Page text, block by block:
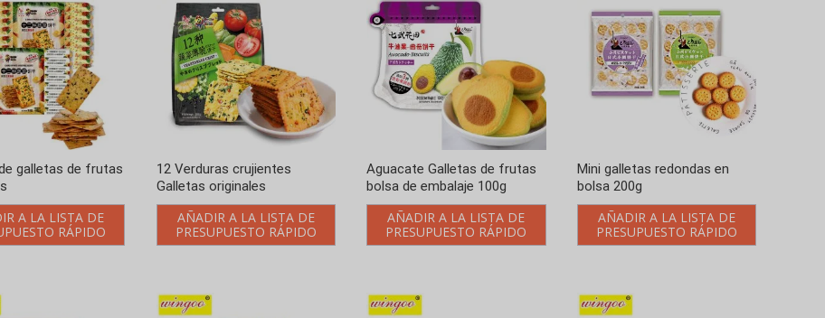
galletas de frutas
A LA LISTA DE
RÁPIDO
12 Verduras crujientes
Galletas originales
AÑADIR A LA LISTA DE
PRESUPUESTO RÁPIDO
Aguacate Galletas de frutas
bolsa de embalaje 100g
AÑADIR A LA LISTA DE
PRESUPUESTO RÁPIDO
Mini galletas redondas en
bolsa 200g
AÑADIR A LA LISTA DE
PRESUPUESTO RÁPIDO